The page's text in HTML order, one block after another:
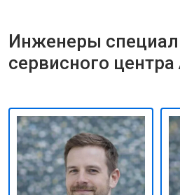
Инженеры
сервисного центра